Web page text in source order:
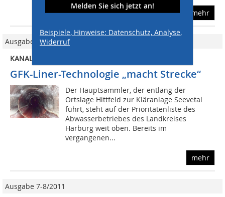
Melden Sie sich jetzt an!
Beispiele, Hinweise: Datenschutz, Analyse,
Widerruf
mehr
Ausgabe 09/2012
KANALSANIERUNG
GFK-Liner-Technologie „macht Strecke“
Der Hauptsammler, der entlang der
Ortslage Hittfeld zur Kläranlage Seevetal
führt, steht auf der Prioritätenliste des
Abwasserbetriebes des Landkreises
Harburg weit oben. Bereits im
vergangenen...
mehr
Ausgabe 7-8/2011